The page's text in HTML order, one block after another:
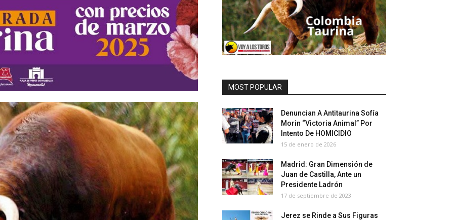
MOST POPULAR
Denuncian A Antitaurina Sofía
Morin “Victoria Animal” Por
Intento De HOMICIDIO
15 de enero de 2026
Madrid: Gran Dimensión de
Juan de Castilla, Ante un
Presidente Ladrón
17 de septiembre de 2023
Jerez se Rinde a Sus Figuras